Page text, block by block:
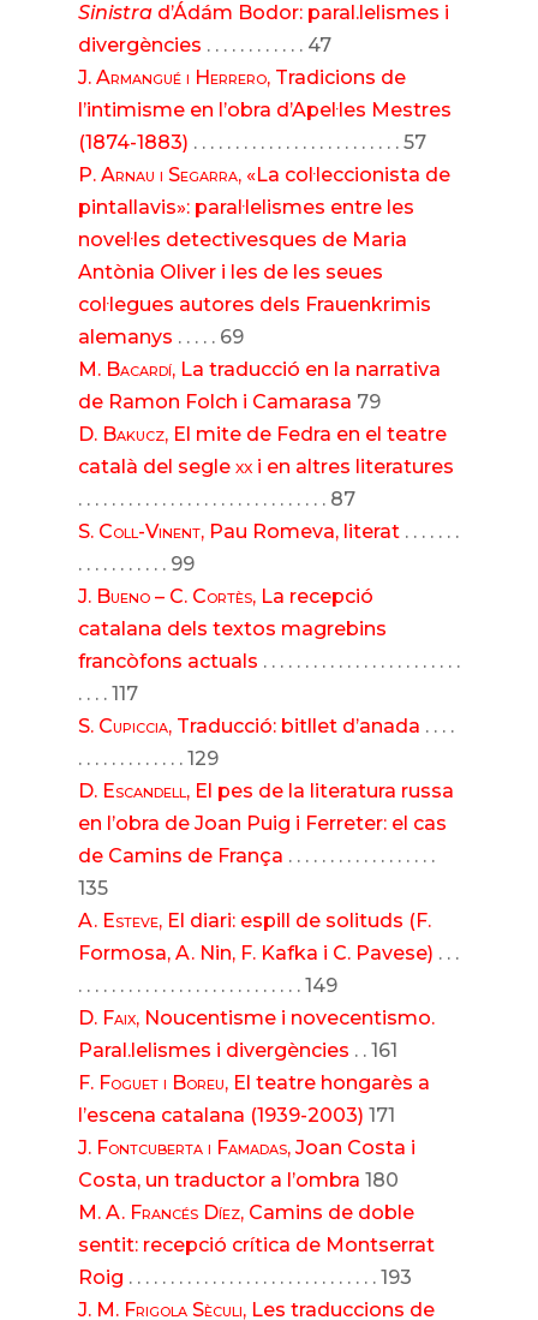
Sinistrad’Ádám Bodor: paral.lelismes i
divergències . . . . . . . . . . . . 47
J. Armangué i Herrero, Tradicions de
l’intimisme en l’obra d’Apel·les Mestres
(1874-1883) . . . . . . . . . . . . . . . . . . . . . . . . . 57
P. Arnau i Segarra, «La col·leccionista de
pintallavis»: paral·lelismes entre les
novel·les detectivesques de Maria
Antònia Oliver i les de les seues
col·legues autores dels Frauenkrimis
alemanys . . . . . 69
M. Bacardí, La traducció en la narrativa
de Ramon Folch i Camarasa 79
D. Bakucz, El mite de Fedra en el teatre
català del segle xxi en altres literatures
. . . . . . . . . . . . . . . . . . . . . . . . . . . . . . 87
S. Coll-Vinent, Pau Romeva, literat. . . . . . .
. . . . . . . . . . . 99
J. Bueno – C. Cortès, La recepció
catalana dels textos magrebins
francòfons actuals . . . . . . . . . . . . . . . . . . . . . . . .
. . . . 117
S. Cupiccia, Traducció: bitllet d’anada . . . .
. . . . . . . . . . . . . 129
D. Escandell, El pes de la literatura russa
en l’obra de Joan Puig i Ferreter: el cas
de Camins de França . . . . . . . . . . . . . . . . . .
135
A. Esteve, El diari: espill de solituds (F.
Formosa, A. Nin, F. Kafka i C. Pavese) . . .
. . . . . . . . . . . . . . . . . . . . . . . . . . . 149
D. Faix, Noucentisme i novecentismo.
Paral.lelismes i divergències . . 161
F. Foguet i Boreu, El teatre hongarès a
l’escena catalana (1939-2003) 171
J. Fontcuberta i Famadas, Joan Costa i
Costa, un traductor a l’ombra 180
M. A. Francés Díez, Camins de doble
sentit: recepció crítica de Montserrat
Roig . . . . . . . . . . . . . . . . . . . . . . . . . . . . . . 193
J. M. Frigola Sèculi, Les traduccions de